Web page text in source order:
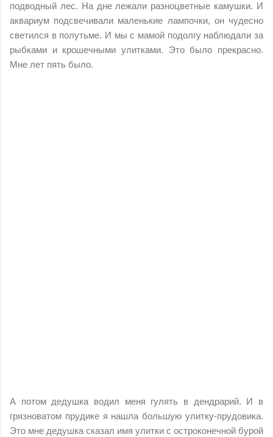
подводный лес. На дне лежали разноцветные камушки. И
аквариум подсвечивали маленькие лампочки, он чудесно
светился в полутьме. И мы с мамой подолгу наблюдали за
рыбками и крошечными улитками. Это было прекрасно.
Мне лет пять было.
А потом дедушка водил меня гулять в дендрарий. И в
грязноватом прудике я нашла большую улитку-прудовика.
Это мне дедушка сказал имя улитки с остроконечной бурой